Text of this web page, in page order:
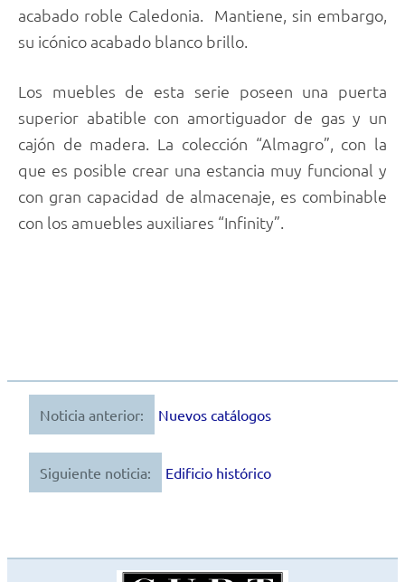
acabado roble Caledonia. Mantiene, sin embargo,
su icónico acabado blanco brillo.
Los muebles de esta serie poseen una puerta
superior abatible con amortiguador de gas y un
cajón de madera. La colección “Almagro”, con la
que es posible crear una estancia muy funcional y
con gran capacidad de almacenaje, es combinable
con los amuebles auxiliares “Infinity”.
Navegación
de
entradas
Noticia anterior: Nuevos catálogos
Siguiente noticia: Edificio histórico